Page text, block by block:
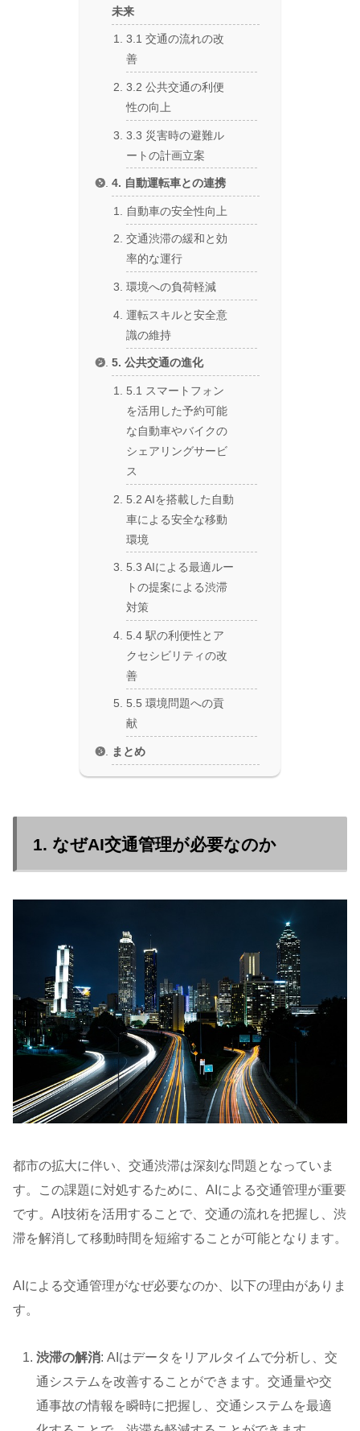
未来
3.1 交通の流れの改
善
3.2 公共交通の利便
性の向上
3.3 災害時の避難ル
ートの計画立案
4. 自動運転車との連携
自動車の安全性向上
交通渋滞の緩和と効
率的な運行
環境への負荷軽減
運転スキルと安全意
識の維持
5. 公共交通の進化
5.1 スマートフォン
を活用した予約可能
な自動車やバイクの
シェアリングサービ
ス
5.2 AIを搭載した自動
車による安全な移動
環境
5.3 AIによる最適ルー
トの提案による渋滞
対策
5.4 駅の利便性とア
クセシビリティの改
善
5.5 環境問題への貢
献
まとめ
1. なぜAI交通管理が必要なのか
都市の拡大に伴い、交通渋滞は深刻な問題となっていま
す。この課題に対処するために、AIによる交通管理が重要
です。AI技術を活用することで、交通の流れを把握し、渋
滞を解消して移動時間を短縮することが可能となります。
AIによる交通管理がなぜ必要なのか、以下の理由がありま
す。
渋滞の解消: AIはデータをリアルタイムで分析し、交
通システムを改善することができます。交通量や交
通事故の情報を瞬時に把握し、交通システムを最適